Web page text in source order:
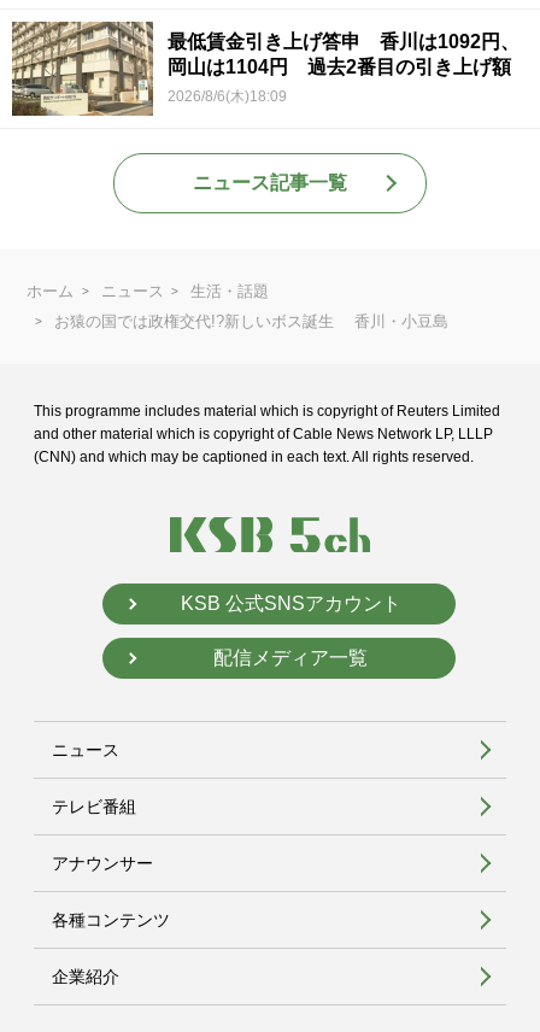
最低賃金引き上げ答申 香川は1092円、
岡山は1104円 過去2番目の引き上げ額
2026/8/6(木)18:09
ニュース記事一覧
ホーム ニュース
生活・話題
お猿の国では政権交代!?新しいボス誕生 香川・小豆島
This programme includes material which is copyright of Reuters Limited
and other material which is copyright of Cable News Network LP, LLLP
(CNN) and which may be captioned in each text. All rights reserved.
KSB 公式SNSアカウント
配信メディア一覧
ニュース
テレビ番組
アナウンサー
各種コンテンツ
企業紹介